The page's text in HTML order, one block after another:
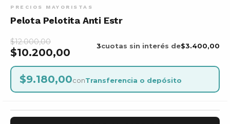
Pelota Pelotita Anti Estr
$12.000,00
$10.200,00
3cuotas sin interés de$3.400,00
$9.180,00conTransferencia o depósito